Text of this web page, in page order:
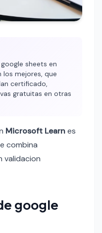
sheets en
los mejores, que
certificado,
gratuitas en otras
Microsoft Learnes
combina
validacion
google